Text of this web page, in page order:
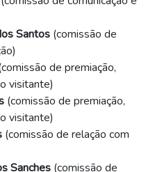
Santos (comissão de
de premiação,
visitante)
(comissão de premiação,
visitante)
(comissão de relação com
Sanches (comissão de